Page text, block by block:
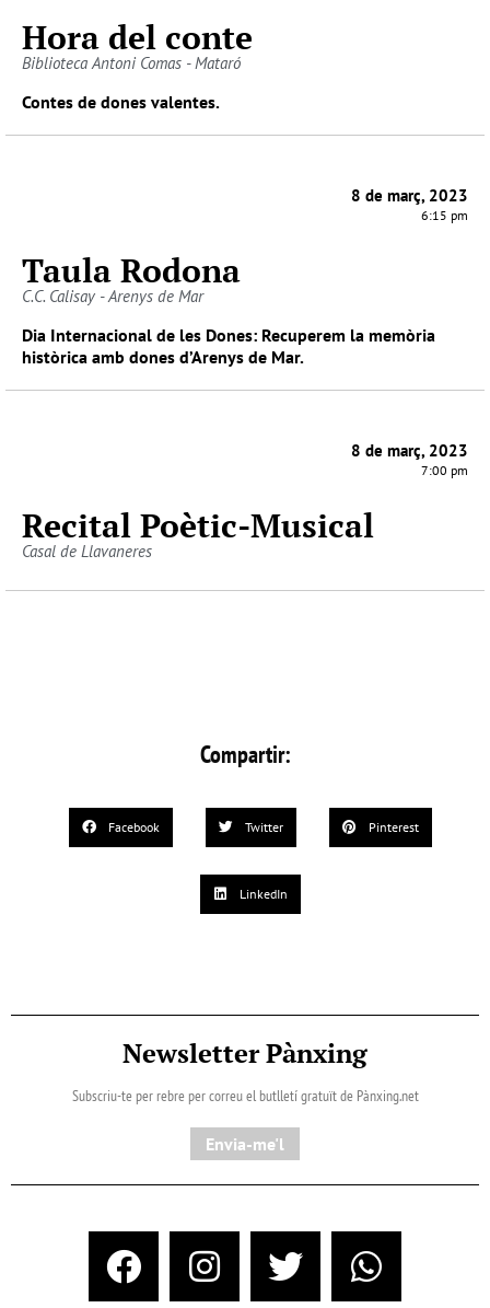
Hora del conte
Biblioteca Antoni Comas - Mataró
Contes de dones valentes.
8 de març, 2023
6:15 pm
Taula Rodona
C.C. Calisay - Arenys de Mar
Dia Internacional de les Dones: Recuperem la memòria
històrica amb dones d’Arenys de Mar.
8 de març, 2023
7:00 pm
Recital Poètic-Musical
Casal de Llavaneres
Compartir:
Facebook Twitter Pinterest
LinkedIn
Newsletter Pànxing
Subscriu-te per rebre per correu el butlletí gratuït de Pànxing.net​
Envia-me'l